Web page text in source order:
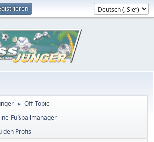
► Off-Topic
Fußballmanager
den Profis